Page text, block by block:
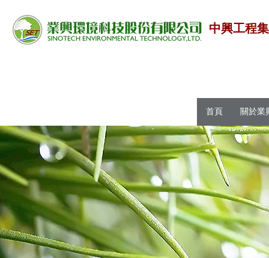
中興工程
首頁 關於業